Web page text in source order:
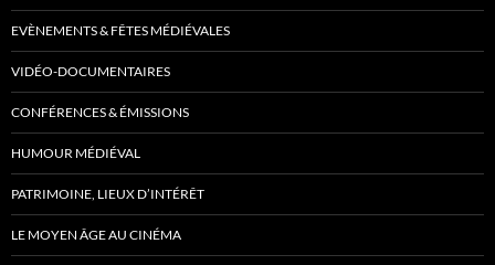
EVÈNEMENTS & FÊTES MÉDIÉVALES
VIDÉO-DOCUMENTAIRES
CONFÉRENCES & ÉMISSIONS
HUMOUR MÉDIÉVAL
PATRIMOINE, LIEUX D’INTÉRÊT
LE MOYEN ÂGE AU CINÉMA